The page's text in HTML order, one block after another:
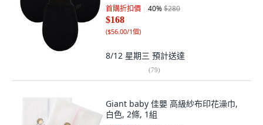
首購折扣價 40%$280
$168
($56.00/1個)
8/12 星期三 預計送達
(79)
Giant baby 佳嬰 高級紗布印花澡巾,
白色, 2條, 1組